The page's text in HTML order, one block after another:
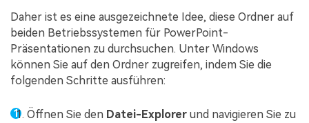
Daher ist es eine ausgezeichnete Idee, diese Ordner auf
beiden Betriebssystemen für PowerPoint-
Präsentationen zu durchsuchen. Unter Windows
können Sie auf den Ordner zugreifen, indem Sie die
folgenden Schritte ausführen:
Öffnen Sie den Datei-Explorer und navigieren Sie zu